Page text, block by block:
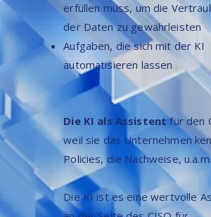
erfüllen muss, um die
der Daten zu gewährleisten​
Aufgaben, die sich mit der KI
automatisieren lassen
Die KI als Assistentfür den
weil sie das Unternehmen
Policies, die Nachweise, u.a.m.
Die KI ist es eine wertvolle